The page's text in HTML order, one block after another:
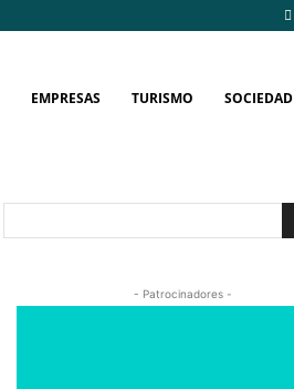
EMPRESAS TURISMO SOCIEDAD
- Patrocinadores -